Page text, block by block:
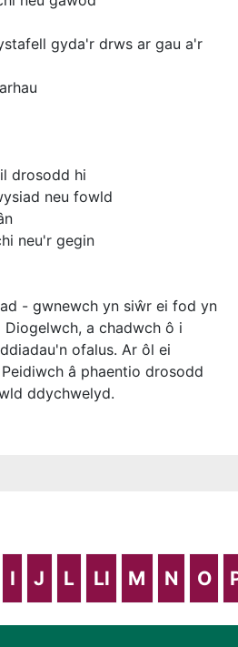
gyda'r drws ar gau a'r
drosodd hi
neu fowld
neu'r gegin
- gwnewch yn siŵr ei fod yn
a chadwch ô i
ofalus. Ar ôl ei
â phaentio drosodd
ddychwelyd.
I J L Ll M N O